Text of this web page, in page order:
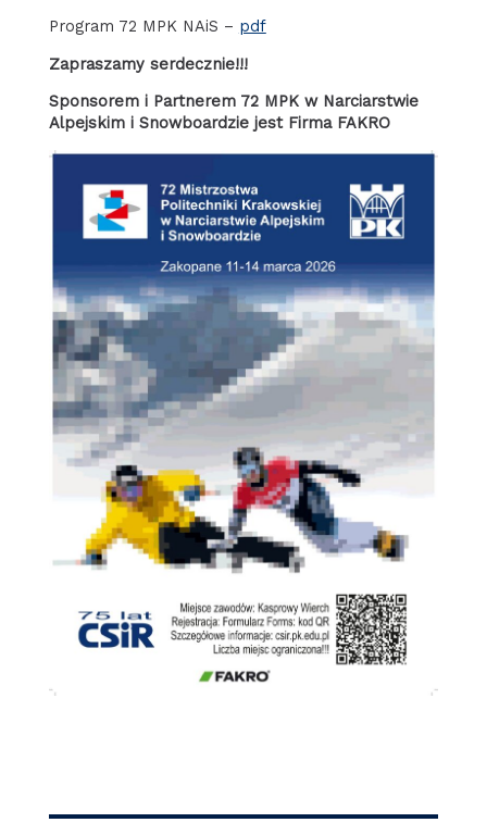
Program 72 MPK NAiS – pdf
Zapraszamy serdecznie!!!
Sponsorem i Partnerem 72 MPK w Narciarstwie
Alpejskim i Snowboardzie jest Firma FAKRO